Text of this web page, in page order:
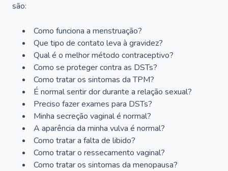
são:
Como funciona a menstruação?
Que tipo de contato leva à gravidez?
Qual é o melhor método contraceptivo?
Como se proteger contra as DSTs?
Como tratar os sintomas da TPM?
É normal sentir dor durante a relação sexual?
Preciso fazer exames para DSTs?
Minha secreção vaginal é normal?
A aparência da minha vulva é normal?
Como tratar a falta de libido?
Como tratar o ressecamento vaginal?
Como tratar os sintomas da menopausa?